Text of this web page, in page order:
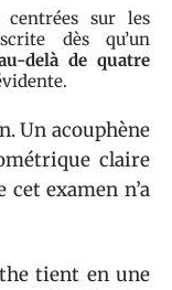
centrées sur les
dès qu’un
delà de quatre
Un acouphène
claire
examen n’a
tient en une